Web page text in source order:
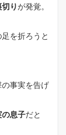
り が発覚。
を折ろうと
事実を告げ
息子だと